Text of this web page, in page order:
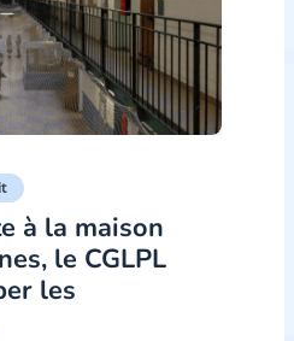
à la maison
le CGLPL
les